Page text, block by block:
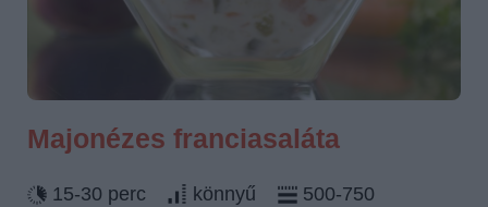
Majonézes franciasaláta
15-30 perc könnyű 500-750